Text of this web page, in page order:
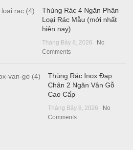
Thùng Rác 4 Ngăn Phân
Loại Rác Mẫu (mới nhất
hiện nay)
Tháng Bảy 8, 2026
No
Comments
Thùng Rác Inox Đạp
Chân 2 Ngăn Vân Gỗ
Cao Cấp
Tháng Bảy 8, 2026
No
Comments